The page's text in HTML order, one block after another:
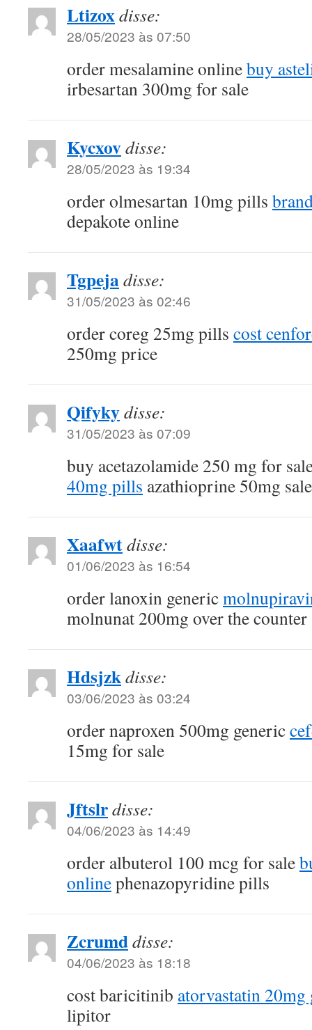
Ltizoxdisse:
28/05/2023 às 07:50
order mesalamine onlinebuy
irbesartan 300mg for sale
Kycxovdisse:
28/05/2023 às 19:34
order olmesartan 10mg pills
depakote online
Tgpejadisse:
31/05/2023 às 02:46
order coreg 25mg pills cost
250mg price
Qifykydisse:
31/05/2023 às 07:09
buy acetazolamide 250 mg for
40mg pills azathioprine 50mg sale
Xaafwtdisse:
01/06/2023 às 16:54
order lanoxin generic
molnunat 200mg over the counter
Hdsjzkdisse:
03/06/2023 às 03:24
order naproxen 500mg generic
15mg for sale
Jftslrdisse:
04/06/2023 às 14:49
order albuterol 100 mcg for sale
onlinephenazopyridine pills
Zcrumddisse:
04/06/2023 às 18:18
cost baricitinib atorvastatin 20mg
lipitor